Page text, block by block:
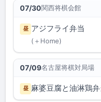
07/30関西将棋会館
昼 アジフライ弁当
(＋Home)
07/09名古屋将棋対局場
昼 麻婆豆腐と油淋鶏弁